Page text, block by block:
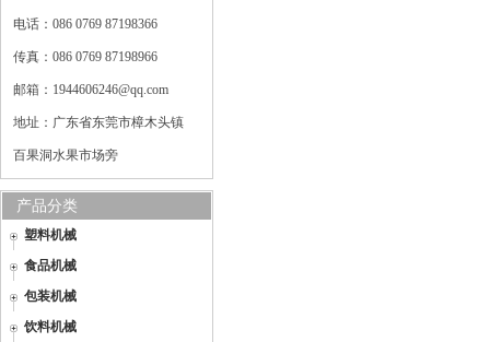
电话：086 0769 87198366
传真：086 0769 87198966
邮箱：1944606246@qq.com
地址：广东省东莞市樟木头镇
百果洞水果市场旁
产品分类
塑料机械
食品机械
包装机械
饮料机械